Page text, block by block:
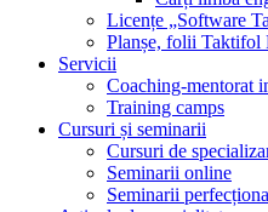
Licențe „Software
Planșe, folii Taktifol
Servicii
Coaching-mentorat
Training camps
Cursuri și seminarii
Cursuri de
Seminarii online
Seminarii